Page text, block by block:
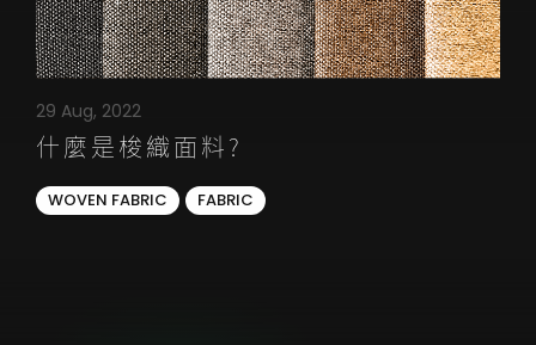
29 Aug, 2022
什麼是梭織面料?
WOVEN FABRIC FABRIC